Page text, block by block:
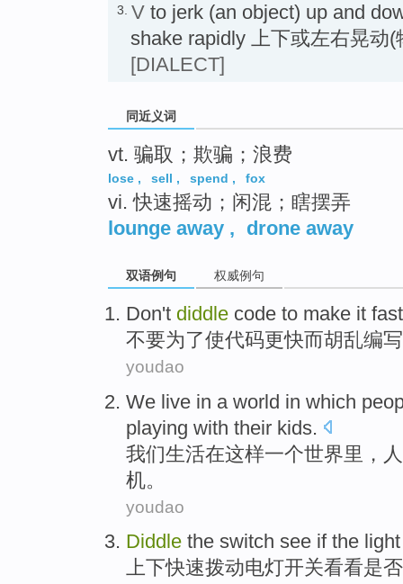
3. V to jerk (an object) up and
shake rapidly 上下或左右晃动
[DIALECT]
同近义词
vt. 骗取；欺骗；浪费
lose , sell , spend , fox
vi. 快速摇动；闲混；瞎摆弄
lounge away , drone away
双语例句 权威例句
Don't diddle code to make it
不要为了使代码更快而胡乱编写
youdao
We live in a world in which
playing with their kids.
我们生活在这样一个世界里，
机。
youdao
Diddle the switch see ifthe light
上下快速拨动电灯开关看看是否